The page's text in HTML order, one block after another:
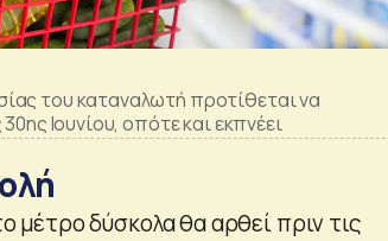
του καταναλωτή προτίθεται να
Ιουνίου, οπότε και εκπνέει
μέτρο δύσκολα θα αρθεί πριν τις